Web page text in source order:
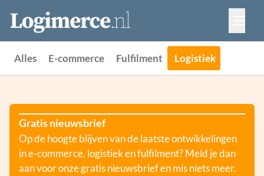
Vacatures
Events
Alles E-commerce Fulfilment Logistiek
Gratis nieuwsbrief
Op de hoogte blijven van de laatste ontwikkelingen
in e-commerce, logistiek en fulfilment? Meld je dan
aan voor onze gratis nieuwsbrief en mis niets meer.